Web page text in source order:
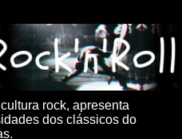
rock, apresenta
dos clássicos do